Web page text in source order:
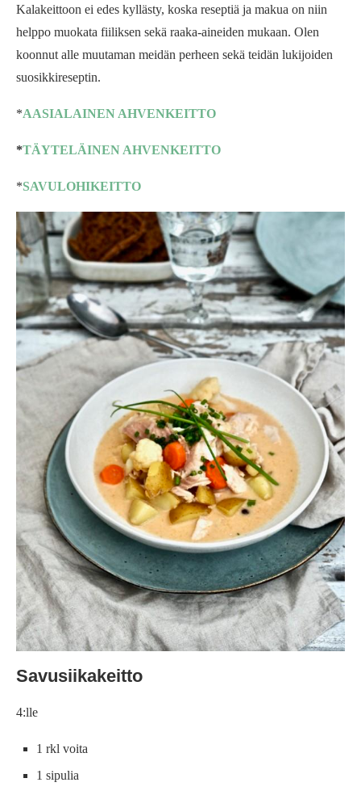
Kalakeittoon ei edes kyllästy, koska reseptiä ja makua on niin
helppo muokata fiiliksen sekä raaka-aineiden mukaan. Olen
koonnut alle muutaman meidän perheen sekä teidän lukijoiden
suosikkireseptin.
*AASIALAINEN AHVENKEITTO
*TÄYTELÄINEN AHVENKEITTO
*SAVULOHIKEITTO
Savusiikakeitto
4:lle
1 rkl voita
1 sipulia